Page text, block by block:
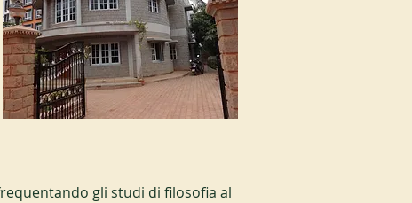
gli studi di filosofia al